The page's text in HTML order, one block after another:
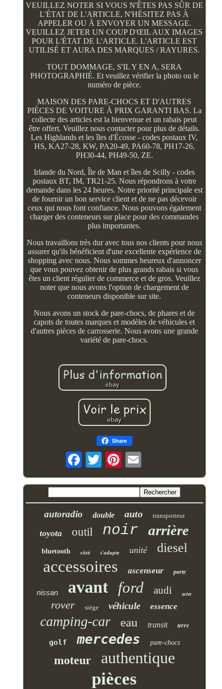
VEUILLEZ NOTER SI VOUS N'ÊTES PAS SÛR DE
L'ÉTAT DE L'ARTICLE, N'HÉSITEZ PAS À
APPELER OU À ENVOYER UN MESSAGE.
VEUILLEZ JETER UN COUP D'ŒIL AUX IMAGES
POUR L'ÉTAT DE L'ARTICLE. L'ARTICLE EST
UTILISÉ ET AURA DES MARQUES / RAYURES.
TOUT DOMMAGE, S'IL Y EN A, SERA
PHOTOGRAPHIÉ. Et veuillez vérifier la photo ou le
numéro de pièce.
MAISON DES PARE-CHOCS ET D'AUTRES
PIÈCES DE VOITURE À PRIX GARANTI BAS. La
collecte des articles est la bienvenue et un rabais peut
être offert. Veuillez nous contacter pour plus de détails.
Les Highlands et les îles d'Écosse - codes postaux IV,
HS, KA27-28, KW, PA20-49, PA60-78, PH17-26,
PH30-44, PH49-50, ZE.
Irlande du Nord, Île de Man et îles de Scilly - codes
postaux BT, IM, TR21-25. Nous répondrons à votre
demande dans les 24 heures. Notre priorité principale est
de fournir un bon service client et de ne pas décevoir
ceux qui nous font confiance. Nous pouvons également
charger des conteneurs sur place pour des commandes
plus importantes.
Nous travaillons très dur avec tous nos clients pour nous
assurer qu'ils bénéficient d'une excellente expérience de
shopping avec nous. Nous sommes heureux d'annoncer
que vous pouvez obtenir de plus grands rabais si vous
êtes un client régulier de commerce et de gros. Veuillez
noter que nous avons l'option de chargement de
conteneurs disponible sur site.
Nous avons un stock de pare-chocs, de phares et de
capots de toutes marques et modèles de véhicules et
d'autres pièces de carrosserie. Nous avons une grande
variété de pare-chocs.
Share
autoradio double auto transporteur
toyota outil noir arrière
bluetooth côté s'adapte unité diesel
accessoires ascenseur porte
nissan avant ford audi acier
rover siège véhicule essence
camping-car eau transit terre
golf mercedes pare-chocs
moteur authentique
pièces